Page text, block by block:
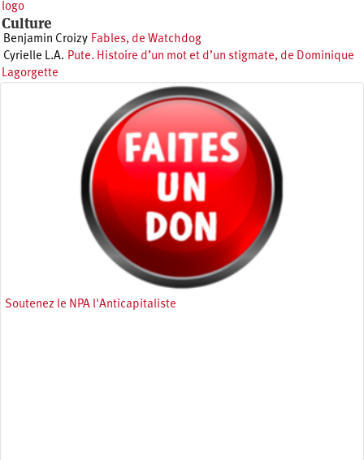
logo
Culture
Benjamin Croizy Fables, de Watchdog
Cyrielle L.A. Pute. Histoire d’un mot et d’un stigmate, de Dominique
Lagorgette
Soutenez le NPA l'Anticapitaliste